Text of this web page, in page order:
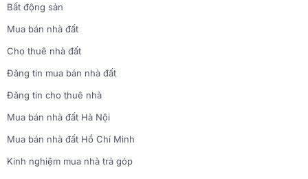
Bất động sản
Mua bán nhà đất
Cho thuê nhà đất
Đăng tin mua bán nhà đất
Đăng tin cho thuê nhà
Mua bán nhà đất Hà Nội
Mua bán nhà đất Hồ Chí Minh
Kinh nghiệm mua nhà trả góp